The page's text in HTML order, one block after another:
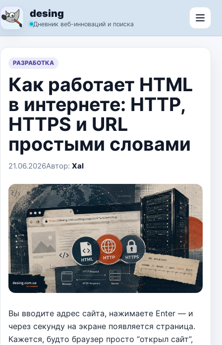
Перейти к содержимому
desing
Дневник веб-инноваций и поиска
РАЗРАБОТКА
Как работает HTML
в интернете: HTTP,
HTTPS и URL
простыми словами
21.06.2026Автор: Xal
Вы вводите адрес сайта, нажимаете Enter — и
через секунду на экране появляется страница.
Кажется, будто браузер просто “открыл сайт”,